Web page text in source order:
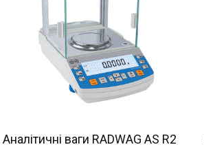
Аналітичні ваги RADWAG AS R2